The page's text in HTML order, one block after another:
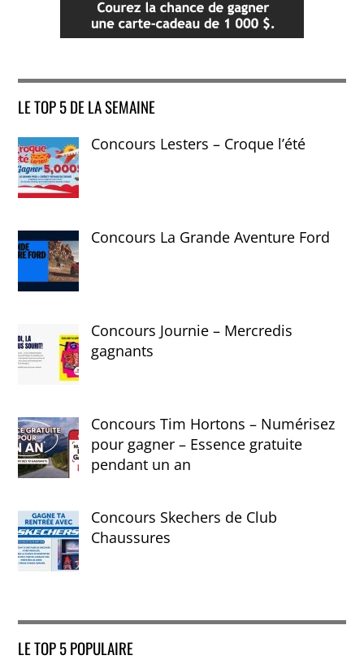
LE TOP 5 DE LA SEMAINE
Concours Lesters – Croque l’été
Concours La Grande Aventure Ford
Concours Journie – Mercredis
gagnants
Concours Tim Hortons – Numérisez
pour gagner – Essence gratuite
pendant un an
Concours Skechers de Club
Chaussures
LE TOP 5 POPULAIRE